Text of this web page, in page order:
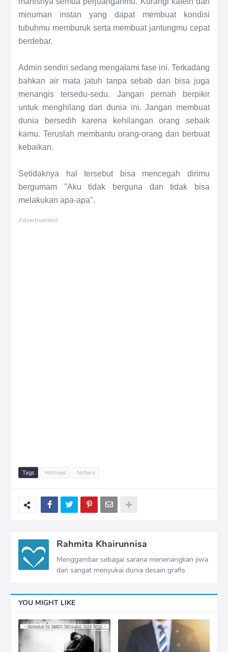
minuman instan yang dapat membuat kondisi
tubuhmu memburuk serta membuat jantungmu cepat
berdebar.
Admin sendiri sedang mengalami fase ini. Terkadang
bahkan air mata jatuh tanpa sebab dan bisa juga
menangis tersedu-sedu. Jangan pernah berpikir
untuk menghilang dari dunia ini. Jangan membuat
dunia bersedih karena kehilangan orang sebaik
kamu. Teruslah membantu orang-orang dan berbuat
kebaikan.
Setidaknya hal tersebut bisa mencegah dirimu
bergumam "Aku tidak berguna dan tidak bisa
melakukan apa-apa".
Advertisement
Tags motivasi terbaru
Rahmita Khairunnisa
Menggambar sebagai sarana menenangkan jiwa
dan sangat menyukai dunia desain grafis
YOU MIGHT LIKE